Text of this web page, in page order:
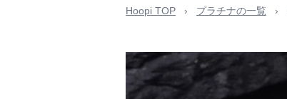
Hoopi TOP › プラチナの一覧 ›